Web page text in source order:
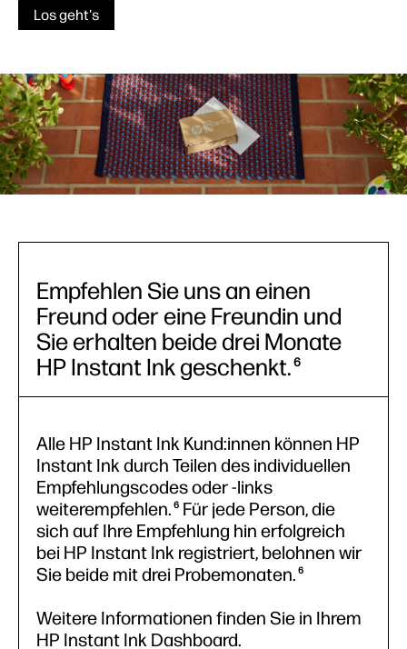
Los geht's
Empfehlen Sie uns an einen
Freund oder eine Freundin und
Sie erhalten beide drei Monate
HP Instant Ink geschenkt. 6
Alle HP Instant Ink Kund:innen können HP
Instant Ink durch Teilen des individuellen
Empfehlungscodes oder -links
weiterempfehlen. 6 Für jede Person, die
sich auf Ihre Empfehlung hin erfolgreich
bei HP Instant Ink registriert, belohnen wir
Sie beide mit drei Probemonaten. 6
Weitere Informationen finden Sie in Ihrem
HP Instant Ink Dashboard.